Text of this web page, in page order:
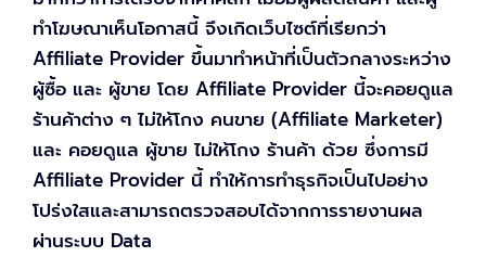
ทำโฆษณาเห็นโอกาสนี้ จึงเกิดเว็บไซต์ที่เรียกว่า
Affiliate Provider ขึ้นมาทำหน้าที่เป็นตัวกลางระหว่าง
ผู้ซื้อ และ ผู้ขาย โดย Affiliate Provider นี้จะคอยดูแล
ร้านค้าต่าง ๆ ไม่ให้โกง คนขาย (Affiliate Marketer)
และ คอยดูแล ผู้ขาย ไม่ให้โกง ร้านค้า ด้วย ซึ่งการมี
Affiliate Provider นี้ ทำให้การทำธุรกิจเป็นไปอย่าง
โปร่งใสและสามารถตรวจสอบได้จากการรายงานผล
ผ่านระบบ Data